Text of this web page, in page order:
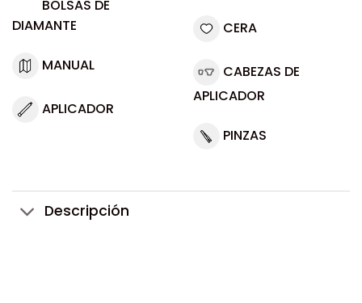
BOLSAS DE
DIAMANTE
MANUAL
APLICADOR
CERA
CABEZAS DE
APLICADOR
PINZAS
Descripción